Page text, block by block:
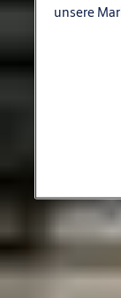
unsere